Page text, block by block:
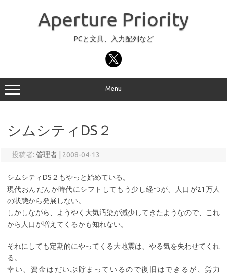
Aperture Priority
PCと文具、入力配列など
Menu
シムシティDS２
投稿者: 管理者 2008-04-13
シムシティDS２もやっと始めている。
現代おんだんか時代にシフトしてもう少し経つが、人口が21万人
の状態から発展しない。
しかしながら、ようやく大気汚染が減少してきたようなので、これ
から人口が増えてくるかも知れない。
それにしても定期的にやってくる大地震は、やる気を失わせてくれ
る。
幸い、資金はだいぶ貯まっているので復旧はできるが、労力